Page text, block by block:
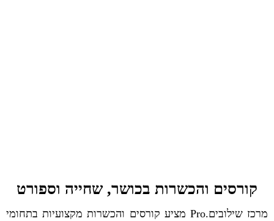
קורסים והכשרות בכושר, שחייה וספורט
מרכז שילובים.Pro מציע קורסים והכשרות מקצועיות בתחומי